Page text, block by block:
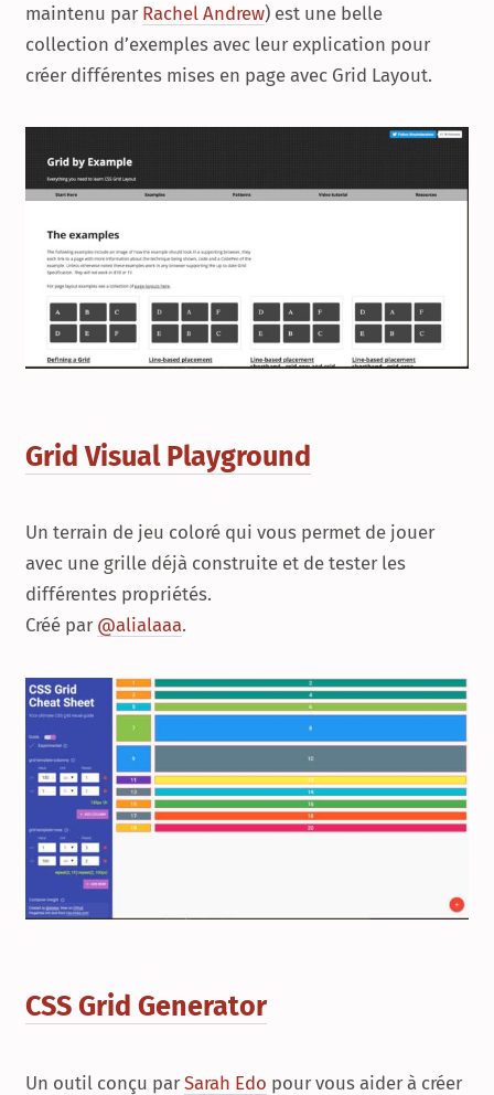
maintenu par Rachel Andrew) est une belle
collection d’exemples avec leur explication pour
créer différentes mises en page avec Grid Layout.
Grid Visual Playground
Un terrain de jeu coloré qui vous permet de jouer
avec une grille déjà construite et de tester les
différentes propriétés.
Créé par @alialaaa.
CSS Grid Generator
Un outil conçu parSarah Edo pour vous aider à créer